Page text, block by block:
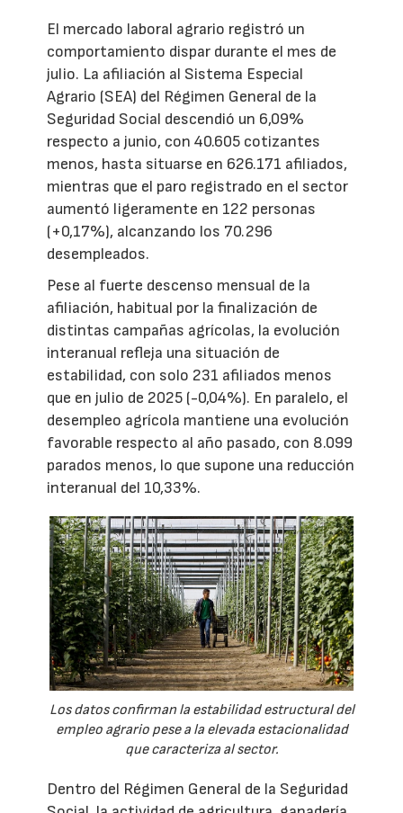
El mercado laboral agrario registró un
comportamiento dispar durante el mes de
julio. La afiliación al Sistema Especial
Agrario (SEA) del Régimen General de la
Seguridad Social descendió un 6,09%
respecto a junio, con 40.605 cotizantes
menos, hasta situarse en 626.171 afiliados,
mientras que el paro registrado en el sector
aumentó ligeramente en 122 personas
(+0,17%), alcanzando los 70.296
desempleados.
Pese al fuerte descenso mensual de la
afiliación, habitual por la finalización de
distintas campañas agrícolas, la evolución
interanual refleja una situación de
estabilidad, con solo 231 afiliados menos
que en julio de 2025 (-0,04%). En paralelo, el
desempleo agrícola mantiene una evolución
favorable respecto al año pasado, con 8.099
parados menos, lo que supone una reducción
interanual del 10,33%.
Los datos confirman la estabilidad estructural del
empleo agrario pese a la elevada estacionalidad
que caracteriza al sector.
Dentro del Régimen General de la Seguridad